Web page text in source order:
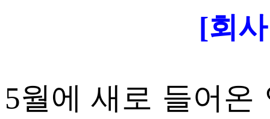
[회
5월에 새로 들어온